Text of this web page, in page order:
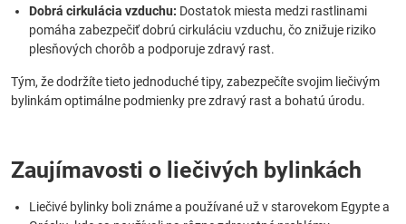
Dobrá cirkulácia vzduchu: Dostatok miesta medzi rastlinami
pomáha zabezpečiť dobrú cirkuláciu vzduchu, čo znižuje riziko
plesňových chorôb a podporuje zdravý rast.
Tým, že dodržíte tieto jednoduché tipy, zabezpečíte svojim liečivým
bylinkám optimálne podmienky pre zdravý rast a bohatú úrodu.
Zaujímavosti o liečivých bylinkách
Liečivé bylinky boli známe a používané už v starovekom Egypte a